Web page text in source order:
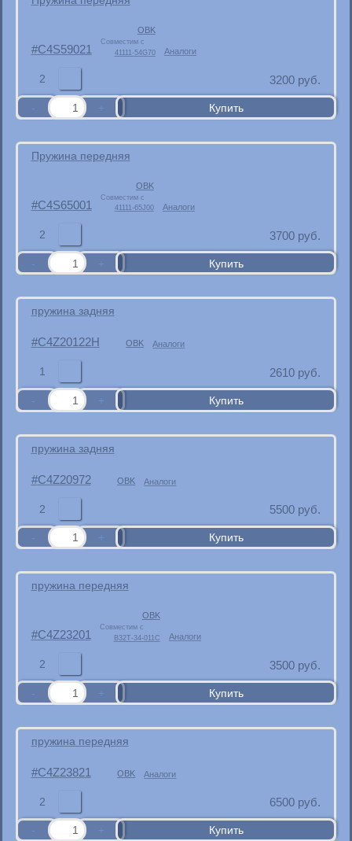
C4S59021
OBK
Совместим с
41111-54G70
Аналоги
2 3200 руб.
Пружина передняя
C4S65001
OBK
Совместим с
41111-65J00
Аналоги
2 3700 руб.
пружина задняя
C4Z20122H OBK Аналоги
1 2610 руб.
пружина задняя
C4Z20972 OBK Аналоги
2 5500 руб.
пружина передняя
C4Z23201
OBK
Совместим с
B32T-34-011C
Аналоги
2 3500 руб.
пружина передняя
C4Z23821 OBK Аналоги
2 6500 руб.